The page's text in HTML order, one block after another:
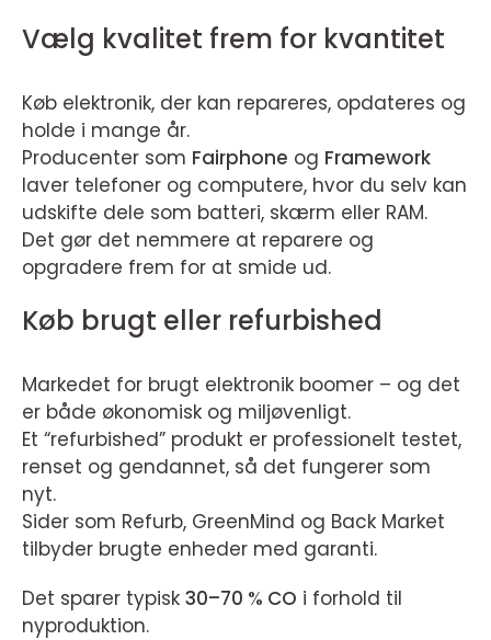
Vælg kvalitet frem for kvantitet
Køb elektronik, der kan repareres, opdateres og
holde i mange år.
Producenter som Fairphone og Framework
laver telefoner og computere, hvor du selv kan
udskifte dele som batteri, skærm eller RAM.
Det gør det nemmere at reparere og
opgradere frem for at smide ud.
Køb brugt eller refurbished
Markedet for brugt elektronik boomer – og det
er både økonomisk og miljøvenligt.
Et “refurbished” produkt er professionelt testet,
renset og gendannet, så det fungerer som
nyt.
Sider som Refurb, GreenMind og Back Market
tilbyder brugte enheder med garanti.
Det sparer typisk 30–70 % CO i forhold til
nyproduktion.